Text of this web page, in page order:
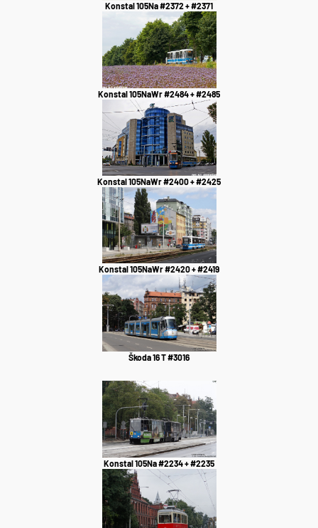
Konstal 105Na #2372 + #2371
Konstal 105NaWr #2484 + #2485
Konstal 105NaWr #2400 + #2425
Konstal 105NaWr #2420 + #2419
Škoda 16 T #3016
Konstal 105Na #2234 + #2235